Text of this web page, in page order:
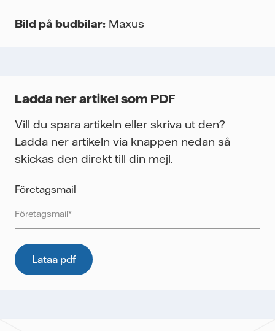
Bild på budbilar: Maxus
Ladda ner artikel som PDF
Vill du spara artikeln eller skriva ut den?
Ladda ner artikeln via knappen nedan så
skickas den direkt till din mejl.
Företagsmail
Vattenfall skyddar och respekterar din integritet. För att
Vattenfalls storföretagsförsäljning ska kunna skicka det
önskade innehållet till dig, samt för att i framtiden kunna